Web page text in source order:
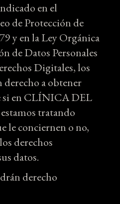
en el
de Protección de
y en la Ley Orgánica
de Datos Personales
Digitales, los
a obtener
si en CLÍNICA DEL
tratando
le conciernen o no,
derechos
datos.
derecho